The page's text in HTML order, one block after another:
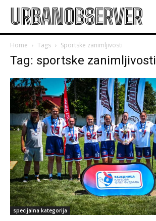
URBANOBSERVER
Home Tags Sportske zanimljivosti
Tag: sportske zanimljivosti
specijalna kategorija